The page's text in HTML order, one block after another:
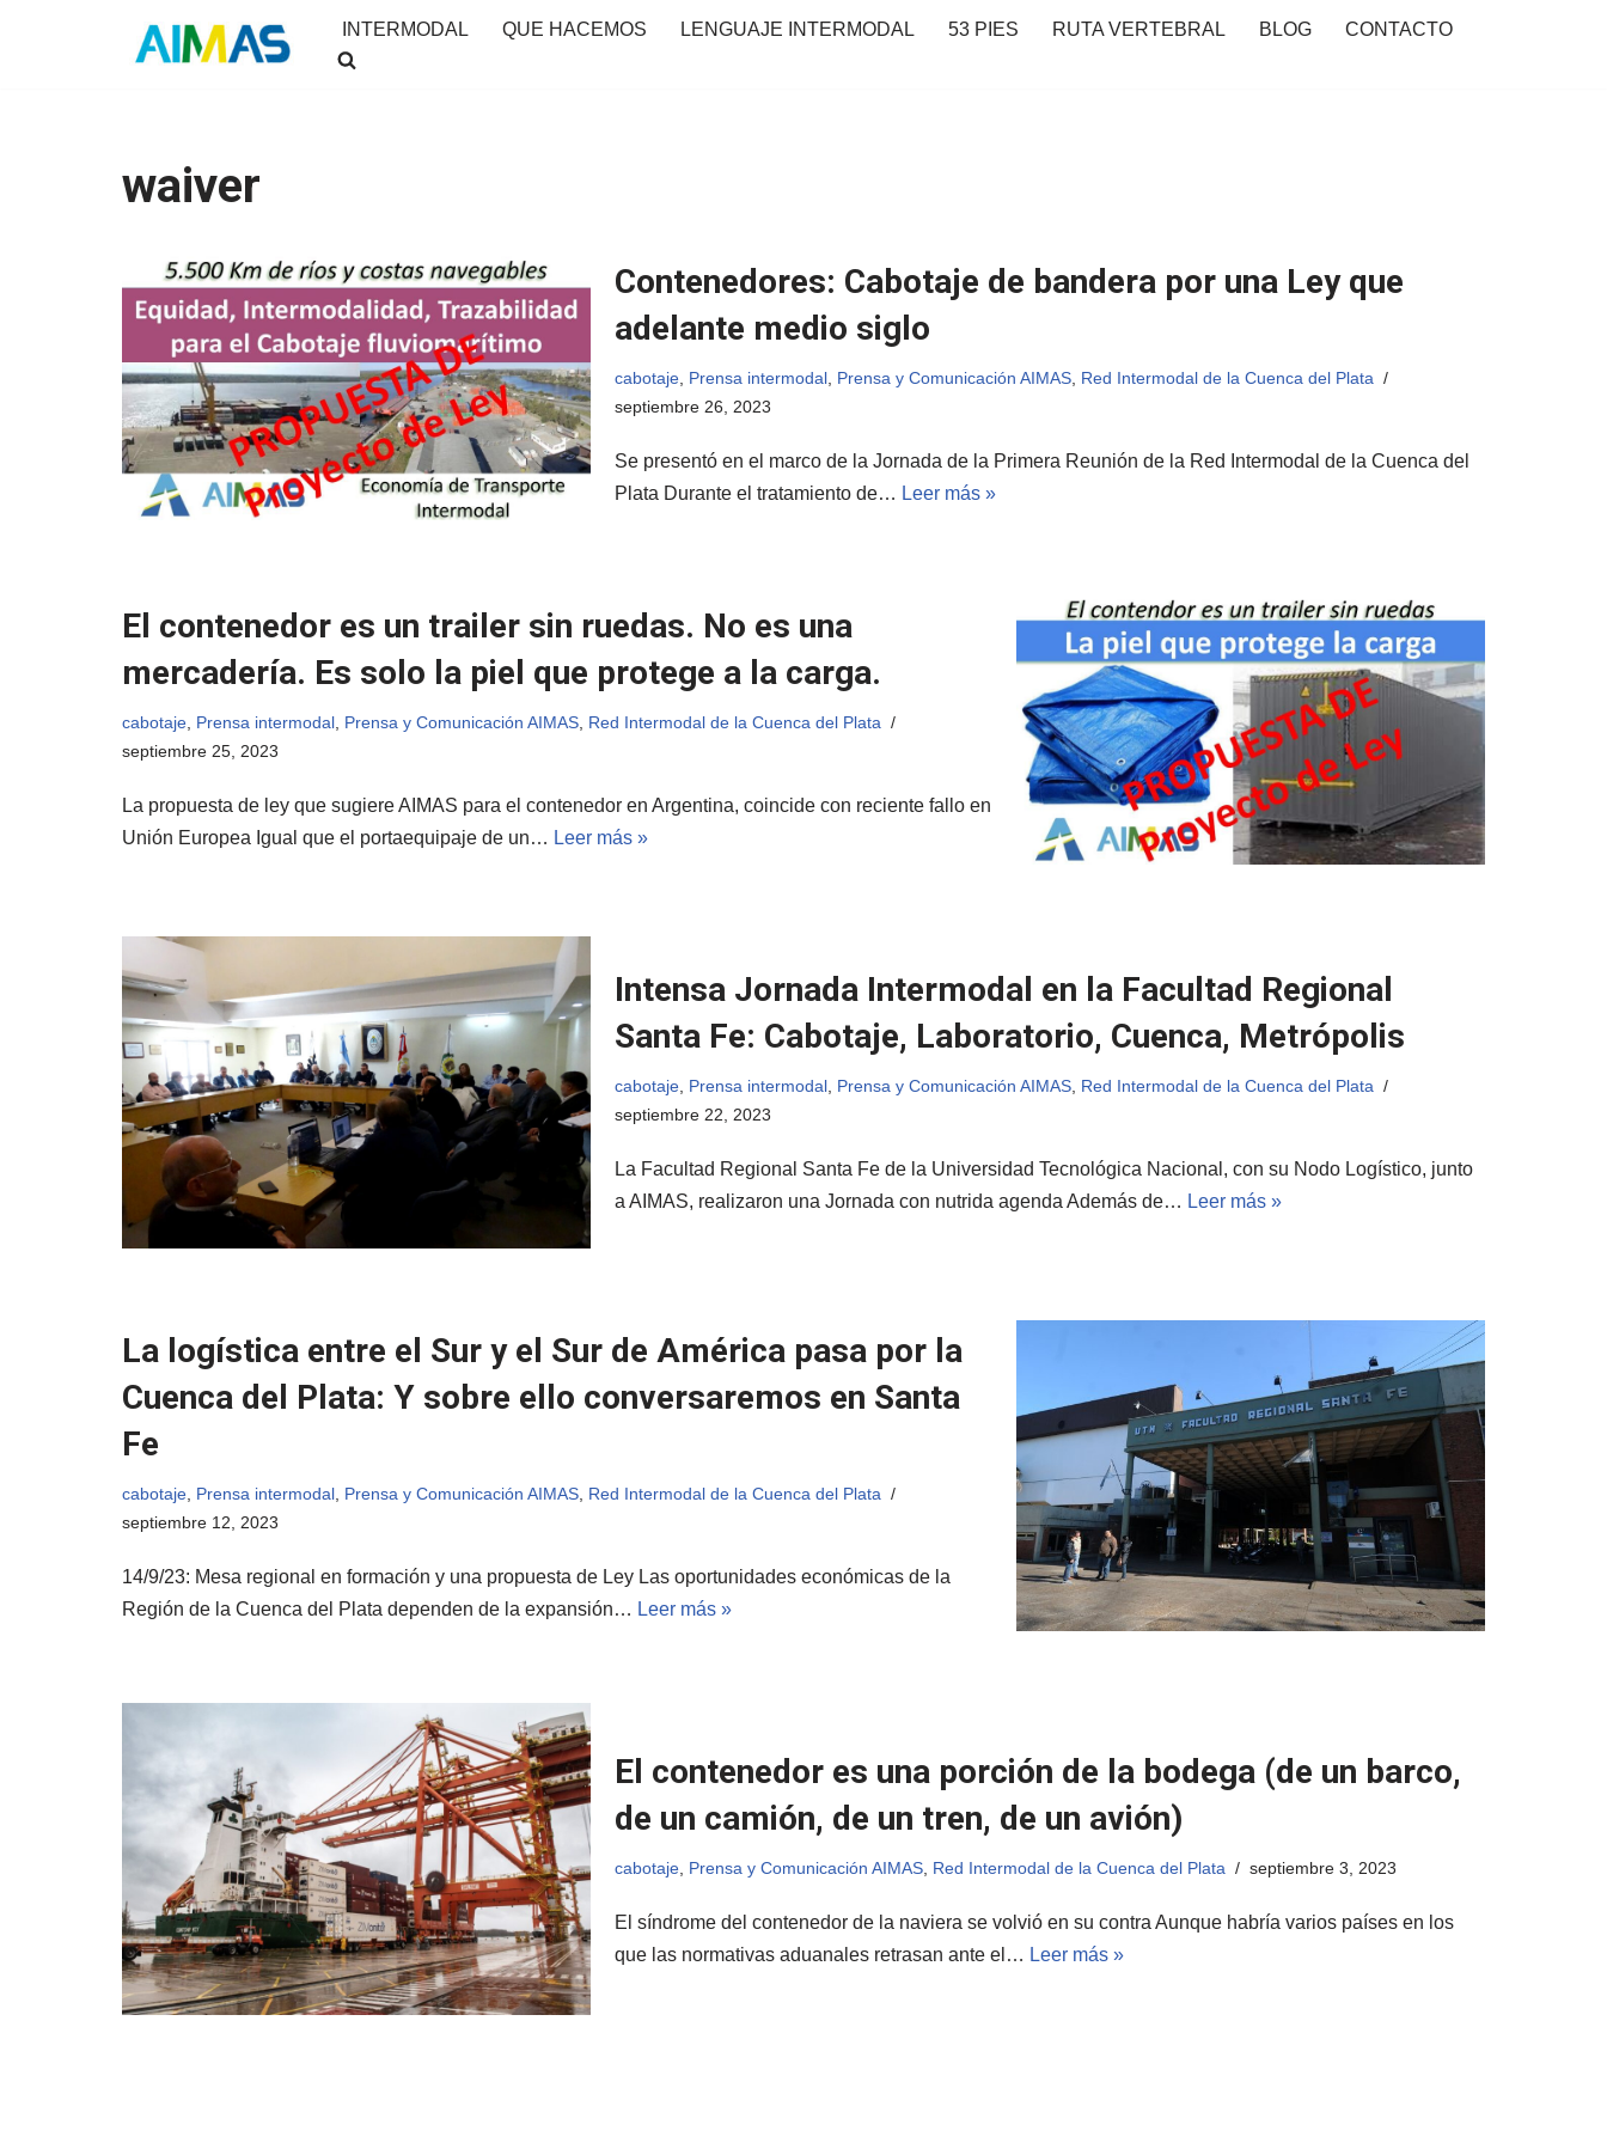
INTERMODAL QUE HACEMOS LENGUAJE INTERMODAL 53 PIES RUTA VERTEBRAL BLOG CONTACTO
waiver
Contenedores: Cabotaje de bandera por una Ley que
adelante medio siglo
cabotaje, Prensa intermodal, Prensa y Comunicación AIMAS, Red Intermodal de la Cuenca del Plata
septiembre 26, 2023
Se presentó en el marco de la Jornada de la Primera Reunión de la Red Intermodal de la Cuenca del
Plata Durante el tratamiento de… Leer más »
El contenedor es un trailer sin ruedas. No es una
mercadería. Es solo la piel que protege a la carga.
cabotaje Prensa intermodal Prensa y Comunicación AIMAS Red Intermodal de la Cuenca del Plata
septiembre 25, 2023
La propuesta de ley que sugiere AIMAS para el contenedor en Argentina, coincide con reciente fallo en
Unión Europea Igual que el portaequipaje de un… Leer más »
Intensa Jornada Intermodal en la Facultad Regional
Santa Fe: Cabotaje, Laboratorio, Cuenca, Metrópolis
cabotaje, Prensa intermodal, Prensa y Comunicación AIMAS, Red Intermodal de la Cuenca del Plata
septiembre 22, 2023
La Facultad Regional Santa Fe de la Universidad Tecnológica Nacional, con su Nodo Logístico, junto
a AIMAS, realizaron una Jornada con nutrida agenda Además de… Leer más »
La logística entre el Sur y el Sur de América pasa por la
Cuenca del Plata: Y sobre ello conversaremos en Santa
Fe
cabotaje Prensa intermodal Prensa y Comunicación AIMAS Red Intermodal de la Cuenca del Plata
septiembre 12, 2023
14/9/23: Mesa regional en formación y una propuesta de Ley Las oportunidades económicas de la
Región de la Cuenca del Plata dependen de la expansión… Leer más »
El contenedor es una porción de la bodega (de un barco,
de un camión, de un tren, de un avión)
cabotaje Prensa y Comunicación AIMAS Red Intermodal de la Cuenca del Plata septiembre 3, 2023
El síndrome del contenedor de la naviera se volvió en su contra Aunque habría varios países en los
que las normativas aduanales retrasan ante el… Leer más »